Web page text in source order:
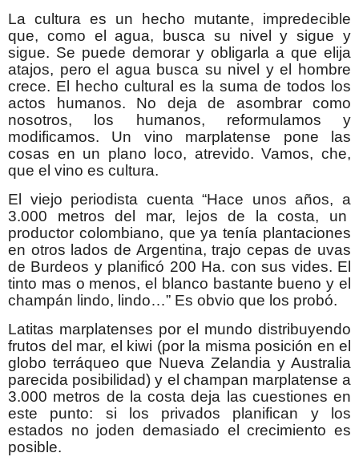
La cultura es un hecho mutante, impredecible
que, como el agua, busca su nivel y sigue y
sigue. Se puede demorar y obligarla a que elija
atajos, pero el agua busca su nivel y el hombre
crece. El hecho cultural es la suma de todos los
actos humanos. No deja de asombrar como
nosotros, los humanos, reformulamos y
modificamos. Un vino marplatense pone las
cosas en un plano loco, atrevido. Vamos, che,
que el vino es cultura.
El viejo periodista cuenta “Hace unos años, a
3.000 metros del mar, lejos de la costa, un
productor colombiano, que ya tenía plantaciones
en otros lados de Argentina, trajo cepas de uvas
de Burdeos y planificó 200 Ha. con sus vides. El
tinto mas o menos, el blanco bastante bueno y el
champán lindo, lindo…” Es obvio que los probó.
Latitas marplatenses por el mundo distribuyendo
frutos del mar, el kiwi (por la misma posición en el
globo terráqueo que Nueva Zelandia y Australia
parecida posibilidad) y el champan marplatense a
3.000 metros de la costa deja las cuestiones en
este punto: si los privados planifican y los
estados no joden demasiado el crecimiento es
posible.